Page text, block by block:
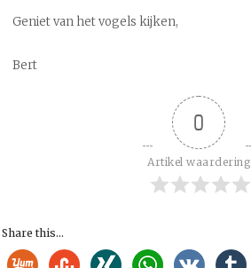
Geniet van het vogels kijken,
Bert
0
Artikel waardering
Share this...